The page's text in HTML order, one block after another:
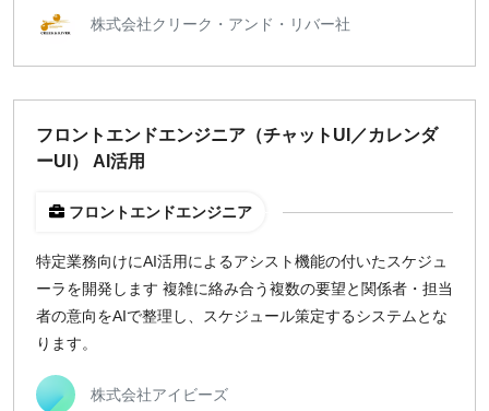
株式会社クリーク・アンド・リバー社
フロントエンドエンジニア（チャットUI／カレンダ
ーUI） AI活用
フロントエンドエンジニア
特定業務向けにAI活用によるアシスト機能の付いたスケジュ
ーラを開発します 複雑に絡み合う複数の要望と関係者・担当
者の意向をAIで整理し、スケジュール策定するシステムとな
ります。
株式会社アイビーズ